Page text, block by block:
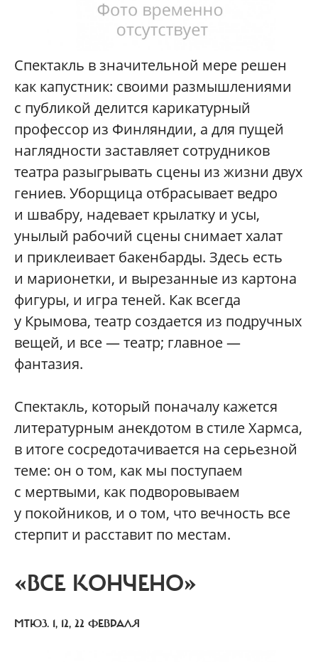
Спектакль в значительной мере решен
как капустник: своими размышлениями
с публикой делится карикатурный
профессор из Финляндии, а для пущей
наглядности заставляет сотрудников
театра разыгрывать сцены из жизни двух
гениев. Уборщица отбрасывает ведро
и швабру, надевает крылатку и усы,
унылый рабочий сцены снимает халат
и приклеивает бакенбарды. Здесь есть
и марионетки, и вырезанные из картона
фигуры, и игра теней. Как всегда
у Крымова, театр создается из подручных
вещей, и все — театр; главное —
фантазия.
Спектакль, который поначалу кажется
литературным анекдотом в стиле Хармса,
в итоге сосредотачивается на серьезной
теме: он о том, как мы поступаем
с мертвыми, как подворовываем
у покойников, и о том, что вечность все
стерпит и расставит по местам.
«ВСЕ КОНЧЕНО»
МТЮЗ. 1, 12, 22 ФЕВРАЛЯ